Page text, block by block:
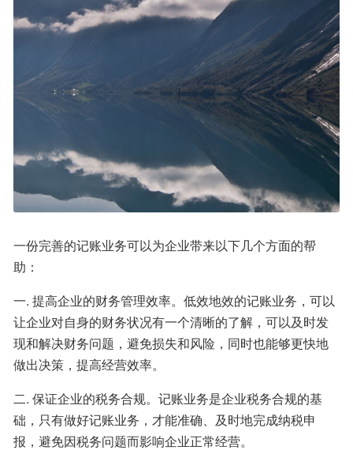
一份完善的记账业务可以为企业带来以下几个方面的帮
助：
一. 提高企业的财务管理效率。低效地效的记账业务，可以
让企业对自身的财务状况有一个清晰的了解，可以及时发
现和解决财务问题，避免损失和风险，同时也能够更快地
做出决策，提高经营效率。
二. 保证企业的税务合规。记账业务是企业税务合规的基
础，只有做好记账业务，才能准确、及时地完成纳税申
报，避免因税务问题而影响企业正常经营。